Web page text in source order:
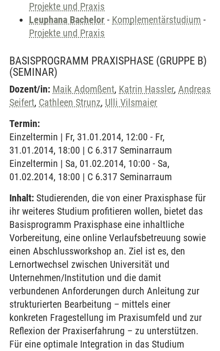
Projekte und Praxis
Leuphana Bachelor - Komplementärstudium -
Projekte und Praxis
BASISPROGRAMM PRAXISPHASE (GRUPPE B)
(SEMINAR)
Dozent/in: Maik Adomßent, Katrin Hassler, Andreas
Seifert, Cathleen Strunz, Ulli Vilsmaier
Termin:
Einzeltermin | Fr, 31.01.2014, 12:00 - Fr,
31.01.2014, 18:00 | C 6.317 Seminarraum
Einzeltermin | Sa, 01.02.2014, 10:00 - Sa,
01.02.2014, 18:00 | C 6.317 Seminarraum
Inhalt: Studierenden, die von einer Praxisphase für
ihr weiteres Studium profitieren wollen, bietet das
Basisprogramm Praxisphase eine inhaltliche
Vorbereitung, eine online Verlaufsbetreuung sowie
einen Abschlussworkshop an. Ziel ist es, den
Lernortwechsel zwischen Universität und
Unternehmen/Institution und die damit
verbundenen Anforderungen durch Anleitung zur
strukturierten Bearbeitung – mittels einer
konkreten Fragestellung im Praxisumfeld und zur
Reflexion der Praxiserfahrung – zu unterstützen.
Für eine optimale Integration in das Studium